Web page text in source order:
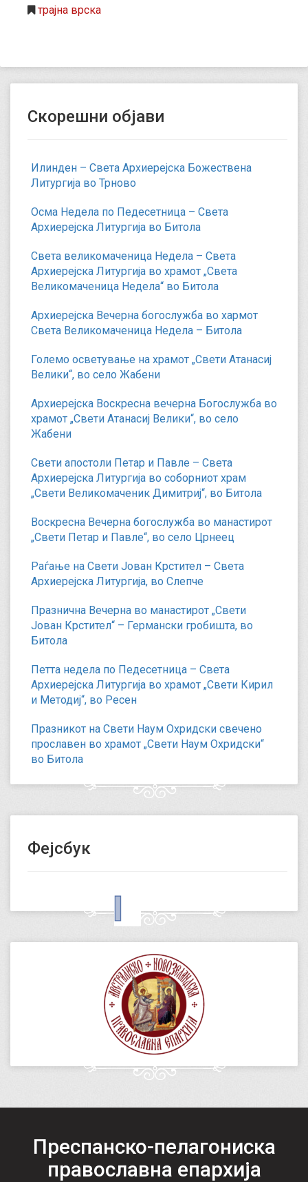
трајна врска
Скорешни објави
Илинден – Света Архиерејска Божествена
Литургија во Трново
Осма Недела по Педесетница – Света
Архиерејска Литургија во Битола
Света великомаченица Недела – Света
Архиерејска Литургија во храмот „Света
Великомаченица Недела“ во Битола
Архиерејска Вечерна богослужба во хармот
Света Великомаченица Недела – Битола
Големо осветување на храмот „Свети Атанасиј
Велики“, во село Жабени
Архиерејска Воскресна вечерна Богослужба во
храмот „Свети Атанасиј Велики“, во село
Жабени
Свети апостоли Петар и Павле – Света
Архиерејска Литургија во соборниот храм
„Свети Великомаченик Димитриј“, во Битола
Воскресна Вечерна богослужба во манастирот
„Свети Петар и Павле“, во село Црнеец
Раѓање на Свети Јован Крстител – Света
Архиерејска Литургија, во Слепче
Празнична Вечерна во манастирот „Свети
Јован Крстител“ – Германски гробишта, во
Битола
Петта недела по Педесетница – Света
Архиерејска Литургија во храмот „Свети Кирил
и Методиј“, во Ресен
Празникот на Свети Наум Охридски свечено
прославен во храмот „Свети Наум Охридски“
во Битола
Фејсбук
Преспанско-пелагониска
православна епархија